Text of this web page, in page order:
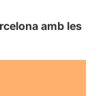
amb les